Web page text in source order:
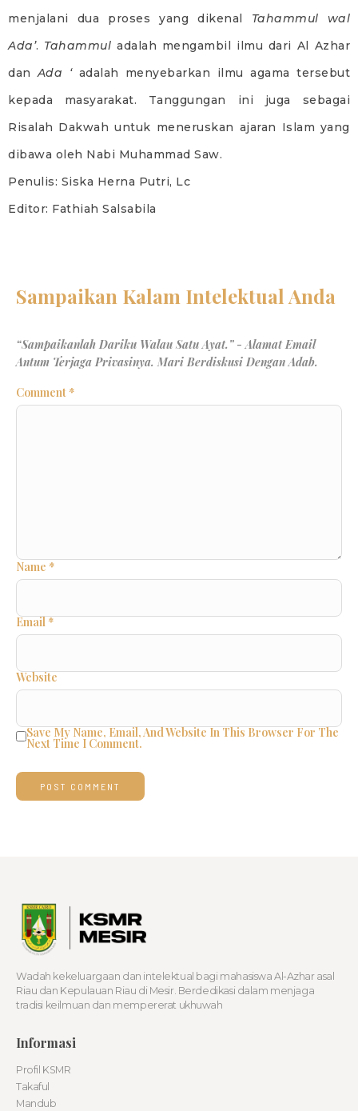
menjalani dua proses yang dikenal Tahammul wal
Ada’. Tahammul adalah mengambil ilmu dari Al Azhar
danAda ‘adalah menyebarkan ilmu agama tersebut
kepada masyarakat. Tanggungan ini juga sebagai
Risalah Dakwah untuk meneruskan ajaran Islam yang
dibawa oleh Nabi Muhammad Saw.
Penulis: Siska Herna Putri, Lc
Editor: Fathiah Salsabila
Comment*
Name *
Email*
Website
Save My Name, Email, And Website In This Browser For The
Next Time I Comment.
Wadah kekeluargaan dan intelektual bagi mahasiswa Al-Azhar asal
Riau dan Kepulauan Riau di Mesir. Berdedikasi dalam menjaga
tradisi keilmuan dan mempererat ukhuwah
Informasi
Profil KSMR
Takaful
Mandub